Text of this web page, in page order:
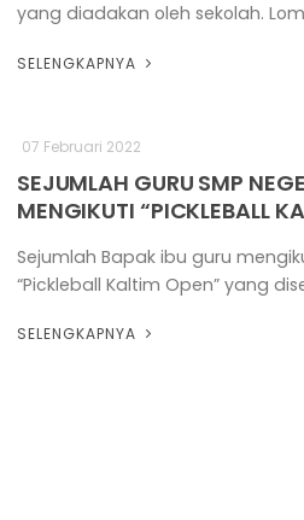
yang diadakan oleh sekolah.
SELENGKAPNYA
07 Februari 2022
SEJUMLAH GURU SMP
MENGIKUTI “PICKLEBALL
Sejumlah Bapak ibu guru
“Pickleball Kaltim Open” yang
SELENGKAPNYA